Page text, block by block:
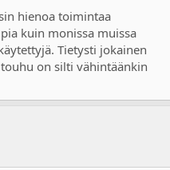
hienoa toimintaa
kuin monissa muissa
Tietysti jokainen
on silti vähintäänkin